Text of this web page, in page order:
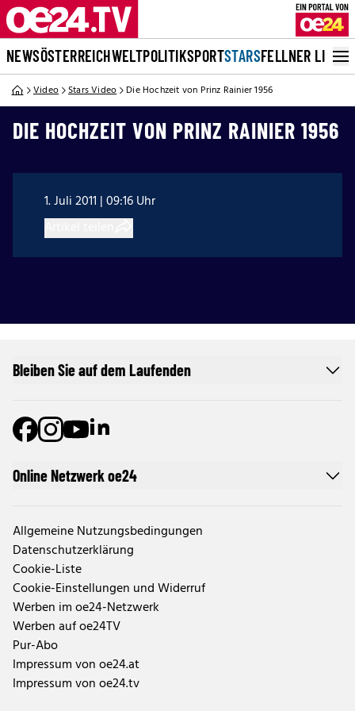
NEWSÖSTERREICHWELTPOLITIKSPORTSTARSFELLNER LIVE
Video Stars Video Die Hochzeit von Prinz Rainier 1956
DIE HOCHZEIT VON PRINZ RAINIER 1956
1. Juli 2011 | 09:16 Uhr
Online Netzwerk oe24
Allgemeine Nutzungsbedingungen
Datenschutzerklärung
Cookie-Liste
Cookie-Einstellungen und Widerruf
Werben im oe24-Netzwerk
Werben auf oe24TV
Pur-Abo
Impressum von oe24.at
Impressum von oe24.tv
Bleiben Sie auf dem Laufenden